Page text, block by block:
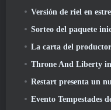
Versión de riel en estrella 4.2 Nos trae
Sorteo del paquete
La carta del productor de EverQuest II
Throne And Liberty inicia
Restart presenta un nuevo
Evento Tempestades